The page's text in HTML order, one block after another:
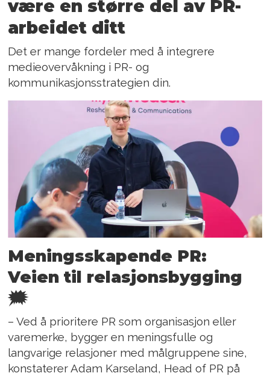
være en større del av PR-
arbeidet ditt
Det er mange fordeler med å integrere
medieovervåkning i PR- og
kommunikasjonsstrategien din.
Meningsskapende PR:
Veien til relasjonsbygging
🗯️
– Ved å prioritere PR som organisasjon eller
varemerke, bygger en meningsfulle og
langvarige relasjoner med målgruppene sine,
konstaterer Adam Karseland, Head of PR på